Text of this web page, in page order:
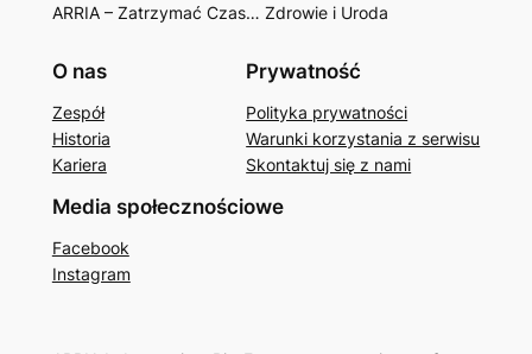
ARRIA – Zatrzymać Czas… Zdrowie i Uroda
O nas
Zespół
Historia
Kariera
Prywatność
Polityka prywatności
Warunki korzystania z serwisu
Skontaktuj się z nami
Media społecznościowe
Facebook
Instagram